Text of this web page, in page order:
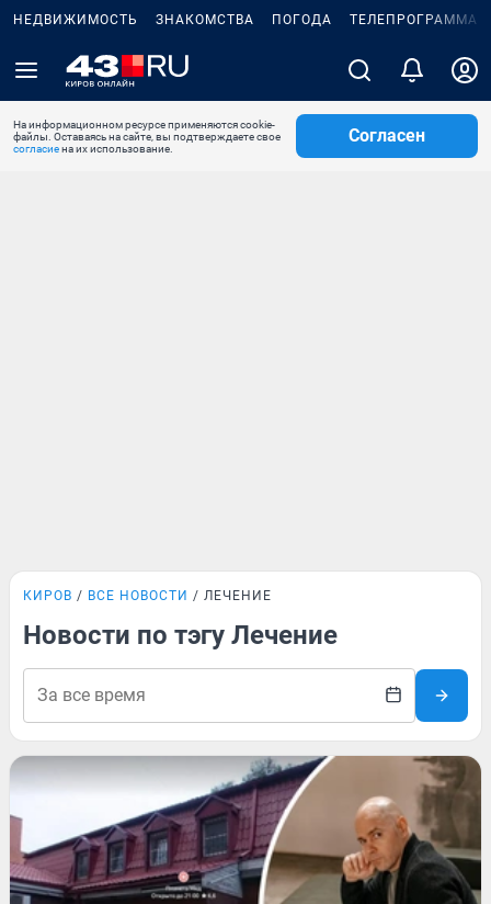
НЕДВИЖИМОСТЬ ЗНАКОМСТВА ПОГОДА ТЕЛЕПРОГРАММА
На информационном ресурсе применяются cookie-
файлы. Оставаясь на сайте, вы подтверждаете свое
согласиена их использование.
Согласен
КИРОВ ВСЕ НОВОСТИ ЛЕЧЕНИЕ
Новости по тэгу Лечение